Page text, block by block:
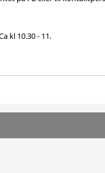
kl 10.30 - 11.